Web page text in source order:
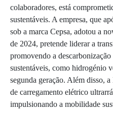
colaboradores, está
sustentáveis. A empresa, que
sob a marca Cepsa, adotou a
de 2024, pretende liderar a
promovendo a
sustentáveis, como hidrogénio
segunda geração. Além disso,
de carregamento elétrico
impulsionando a mobilidade